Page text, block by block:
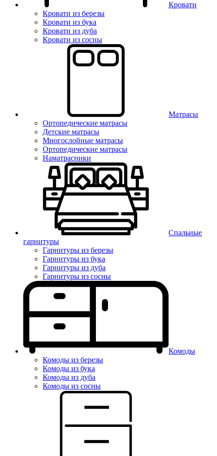
Кровати
Кровати из березы
Кровати из бука
Кровати из дуба
Кровати из сосны
Матрасы
Ортопедические матрасы
Детские матрасы
Многослойные матрасы
Ортопедические матрасы
Наматрасники
Спальные
гарнитуры
Гарнитуры из березы
Гарнитуры из бука
Гарнитуры из дуба
Гарнитуры из сосны
Комоды
Комоды из березы
Комоды из бука
Комоды из дуба
Комоды из сосны